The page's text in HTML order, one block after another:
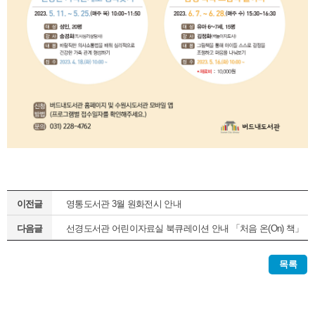
이전글 영통도서관 3월 원화전시 안내
다음글 선경도서관 어린이자료실 북큐레이션 안내 「처음 온(On) 책」
목록